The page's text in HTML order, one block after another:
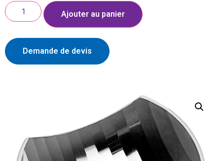
Ajouter au panier
Demande de devis